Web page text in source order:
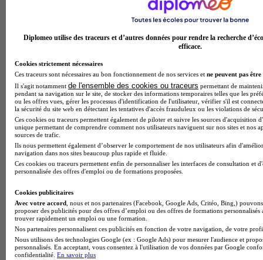
Bordeaux 33600
Alternance possible
Qualités professionnelles :PolyvalenceAptitudes
commerciales
Lycée Nicolas Brémontier
BTS - Gestion de la PME
Diplomeo utilise des traceurs et d’autres données pour rendre la recherche
efficace.
Cookies strictement nécessaires
Ces traceurs sont nécessaires au bon fonctionnement de nos services et ne peuvent pas être
Il s'agit notamment de l'ensemble des cookies ou traceurs permettant de
pendant sa navigation sur le site, de stocker des informations temporaires telles que les
ou les offres vues, gérer les processus d'identification de l'utilisateur, vérifier s'il est
la sécurité du site web en détectant les tentatives d'accès frauduleux ou les violations de
Ces cookies ou traceurs permettent également de piloter et suivre les sources d'acquisition
unique permettant de comprendre comment nos utilisateurs naviguent sur nos sites et nos
sources de trafic.
Ils nous permettent également d’observer le comportement de nos utilisateurs afin
navigation dans nos sites beaucoup plus rapide et fluide.
Ces cookies ou traceurs permettent enfin de personnaliser les interfaces de consultation et
personnalisée des offres d'emploi ou de formations proposées.
Cookies publicitaires
Avec votre accord , nous et nos partenaires (Facebook, Google Ads, Critéo, Bing,)
proposer des publicités pour des offres d’emploi ou des offres de formations
trouver rapidement un emploi ou une formation.
Nos partenaires personnalisent ces publicités en fonction de votre navigation, de votre
Nous utilisons des technologies Google (ex : Google Ads) pour mesurer l'audience et
personnalisés. En acceptant, vous consentez à l'utilisation de vos données par Google
confidentialité. En savoir plus